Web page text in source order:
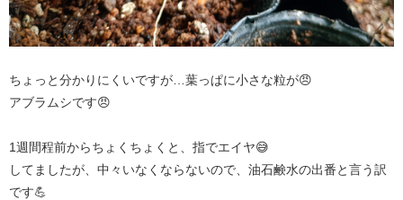
ちょっと分かりにくいですが…葉っぱに小さな粒が😠
アブラムシです😠
1週間程前からちょくちょくと、指でエイヤ😅
してましたが、中々いなくならないので、油石鹸水の出番と言う訳
です💪